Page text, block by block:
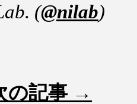
(@nilab)
の記事 →